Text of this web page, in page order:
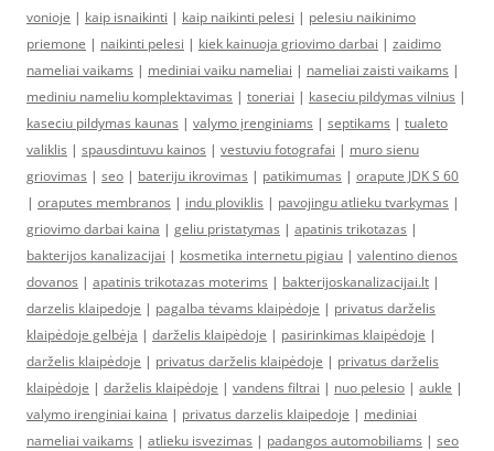
vonioje | kaip isnaikinti | kaip naikinti pelesi | pelesiu naikinimo
priemone | naikinti pelesi | kiek kainuoja griovimo darbai | zaidimo
nameliai vaikams | mediniai vaiku nameliai | nameliai zaisti vaikams |
mediniu nameliu komplektavimas | toneriai | kaseciu pildymas vilnius |
kaseciu pildymas kaunas | valymo įrenginiams | septikams | tualeto
valiklis | spausdintuvu kainos | vestuviu fotografai | muro sienu
griovimas | seo | bateriju ikrovimas | patikimumas | orapute JDK S 60
| oraputes membranos | indu ploviklis | pavojingu atlieku tvarkymas |
griovimo darbai kaina | geliu pristatymas | apatinis trikotazas |
bakterijos kanalizacijai | kosmetika internetu pigiau | valentino dienos
dovanos | apatinis trikotazas moterims | bakterijoskanalizacijai.lt |
darzelis klaipedoje | pagalba tėvams klaipėdoje | privatus darželis
klaipėdoje gelbėja | darželis klaipėdoje | pasirinkimas klaipėdoje |
darželis klaipėdoje | privatus darželis klaipėdoje | privatus darželis
klaipėdoje | darželis klaipėdoje | vandens filtrai | nuo pelesio | aukle |
valymo irenginiai kaina | privatus darzelis klaipedoje | mediniai
nameliai vaikams | atlieku isvezimas | padangos automobiliams | seo